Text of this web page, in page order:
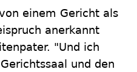
einem Gericht als
anerkannt
"Und ich
und den